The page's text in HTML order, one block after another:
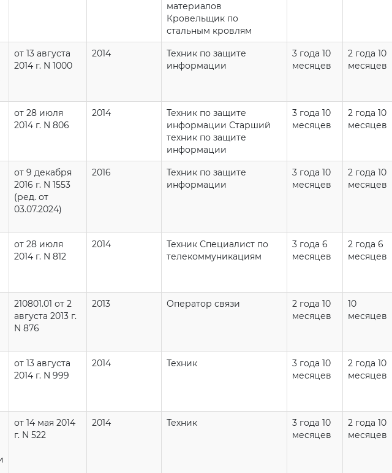
материалов
Кровельщик по
стальным кровлям
от 13 августа
2014 г. N 1000
2014
Техник по защите
информации
3 года 10
месяцев
2 года 10
месяцев
от 28 июля
2014 г. N 806
2014
Техник по защите
информации Старший
техник по защите
информации
3 года 10
месяцев
2 года 10
месяцев
от 9 декабря
2016 г. N 1553
(ред. от
03.07.2024)
2016
Техник по защите
информации
3 года 10
месяцев
2 года 10
месяцев
от 28 июля
2014 г. N 812
2014
Техник Специалист по
телекоммуникациям
3 года 6
месяцев
2 года 6
месяцев
210801.01 от 2
августа 2013 г.
N 876
2013 Оператор связи
2 года 10
месяцев
10
месяцев
от 13 августа
2014 г. N 999
2014 Техник
3 года 10
месяцев
2 года 10
месяцев
от 14 мая 2014
г. N 522
2014 Техник
3 года 10
месяцев
2 года 10
месяцев